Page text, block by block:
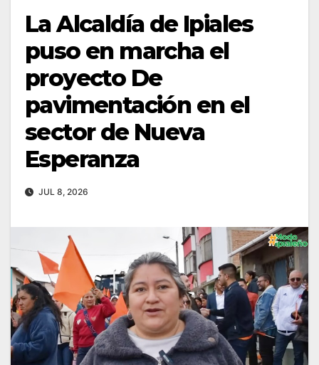
La Alcaldía de Ipiales
puso en marcha el
proyecto De
pavimentación en el
sector de Nueva
Esperanza
JUL 8, 2026